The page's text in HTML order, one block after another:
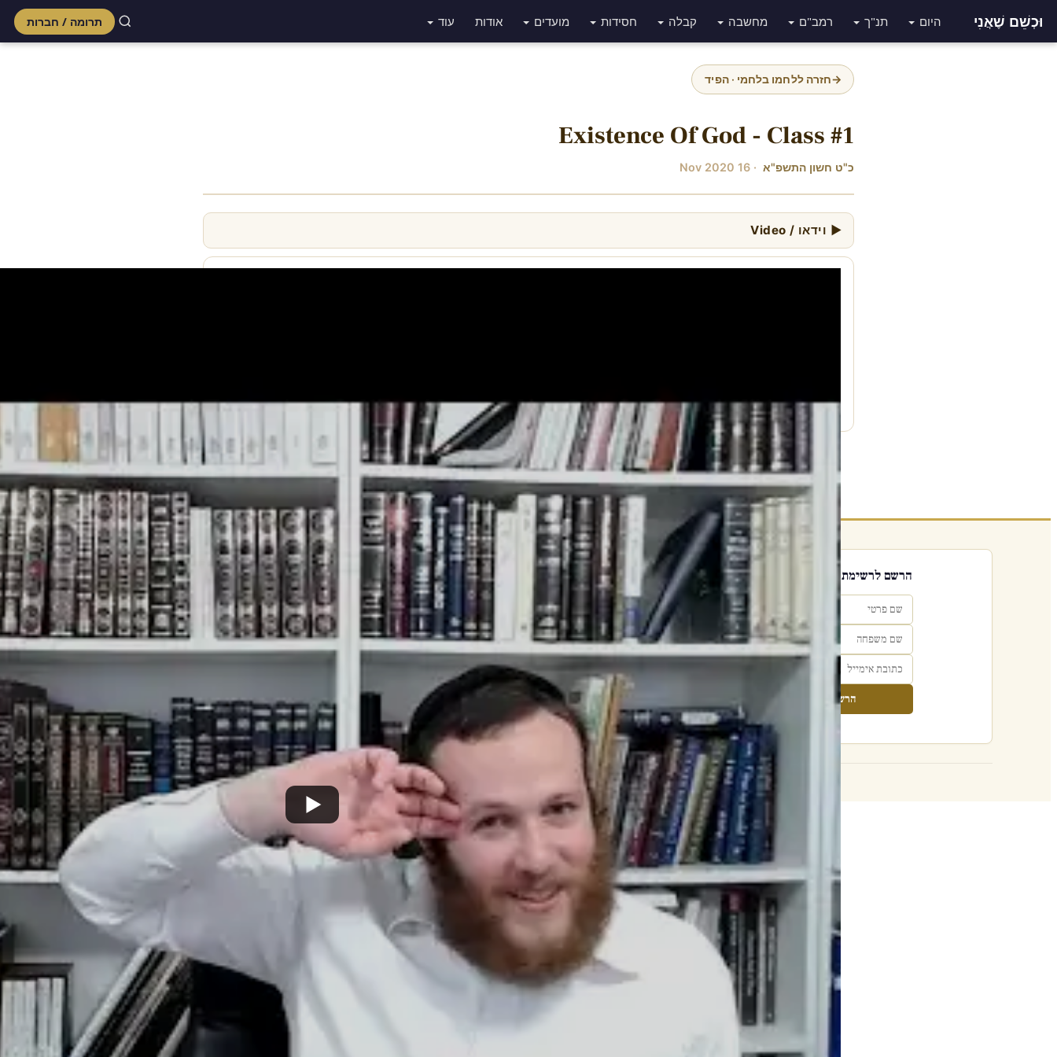
וּכְשֵׁם שֶׁאֲנִי היום תנ"ך רמב"ם מחשבה קבלה חסידות מועדים אודות עוד תרומה / חברות
→חזרה ללחמו בלחמי · הפיד
Existence Of God - Class #1
כ"ט חשון התשפ"א · 16 Nov 2020
▶ וידאו / Video
עמוד היוטיוב ↗
הרשם לרשימת אימייל שבועי
הרשם
תמכו בהמשך הפצת שיעורים ותכנים
Donate
מצא אותנו בעוד מקומות
צור קשר